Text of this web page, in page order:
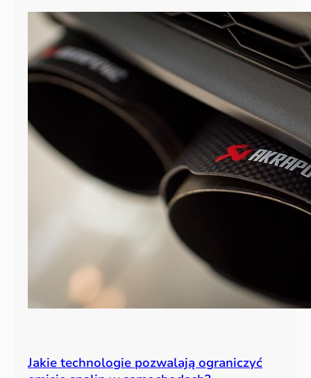
Jakie technologie pozwalają ograniczyć